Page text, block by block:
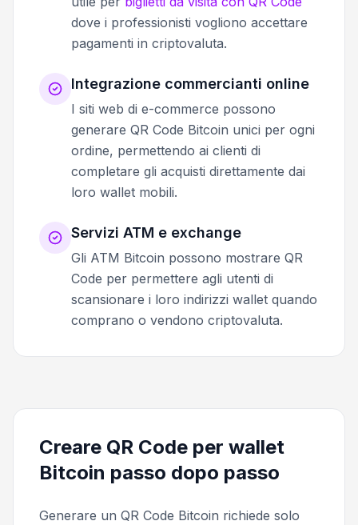
dove i professionisti vogliono accettare
pagamenti in criptovaluta.
Integrazione commercianti online
I siti web di e-commerce possono
generare QR Code Bitcoin unici per ogni
ordine, permettendo ai clienti di
completare gli acquisti direttamente dai
loro wallet mobili.
Servizi ATM e exchange
Gli ATM Bitcoin possono mostrare QR
Code per permettere agli utenti di
scansionare i loro indirizzi wallet quando
comprano o vendono criptovaluta.
Creare QR Code per wallet
Bitcoin passo dopo passo
Generare un QR Code Bitcoin richiede solo